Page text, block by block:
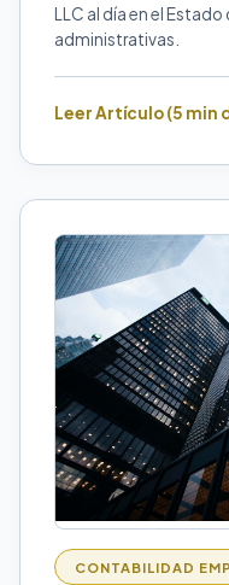
LLC al día en el
administrativas.
Leer Artículo (5 min
CONTABILIDAD